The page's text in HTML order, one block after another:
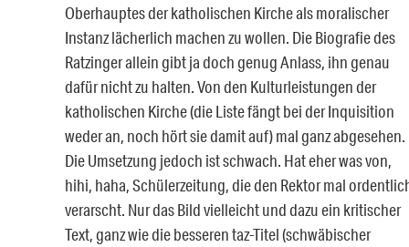
Oberhauptes der katholischen Kirche als moralischer
Instanz lächerlich machen zu wollen. Die Biografie des
Ratzinger allein gibt ja doch genug Anlass, ihn genau
dafür nicht zu halten. Von den Kulturleistungen der
katholischen Kirche (die Liste fängt bei der Inquisition
weder an, noch hört sie damit auf) mal ganz abgesehen.
Die Umsetzung jedoch ist schwach. Hat eher was von,
hihi, haha, Schülerzeitung, die den Rektor mal
verarscht. Nur das Bild vielleicht und dazu ein kritischer
Text, ganz wie die besseren taz-Titel (schwäbischer